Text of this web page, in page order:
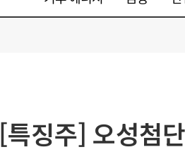
[특징주] 오성첨